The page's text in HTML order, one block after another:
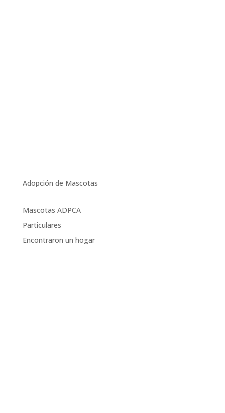
Adopción de Mascotas
Mascotas ADPCA
Particulares
Encontraron un hogar